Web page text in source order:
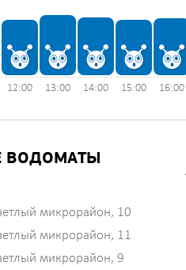
12:00 13:00 14:00 15:00 16:00
ВОДОМАТЫ
микрорайон, 10
микрорайон, 11
микрорайон, 9